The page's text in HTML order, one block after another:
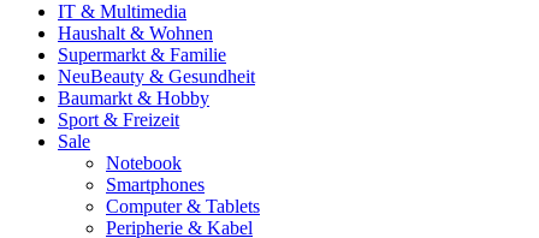
IT & Multimedia
Haushalt & Wohnen
Supermarkt & Familie
NeuBeauty & Gesundheit
Baumarkt & Hobby
Sport & Freizeit
Sale
Notebook
Smartphones
Computer & Tablets
Peripherie & Kabel